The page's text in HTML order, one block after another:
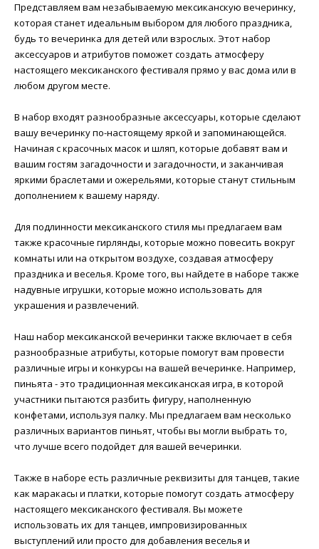
Представляем вам незабываемую мексиканскую вечеринку,
которая станет идеальным выбором для любого праздника,
будь то вечеринка для детей или взрослых. Этот набор
аксессуаров и атрибутов поможет создать атмосферу
настоящего мексиканского фестиваля прямо у вас дома или в
любом другом месте.
В набор входят разнообразные аксессуары, которые сделают
вашу вечеринку по-настоящему яркой и запоминающейся.
Начиная с красочных масок и шляп, которые добавят вам и
вашим гостям загадочности и загадочности, и заканчивая
яркими браслетами и ожерельями, которые станут стильным
дополнением к вашему наряду.
Для подлинности мексиканского стиля мы предлагаем вам
также красочные гирлянды, которые можно повесить вокруг
комнаты или на открытом воздухе, создавая атмосферу
праздника и веселья. Кроме того, вы найдете в наборе также
надувные игрушки, которые можно использовать для
украшения и развлечений.
Наш набор мексиканской вечеринки также включает в себя
разнообразные атрибуты, которые помогут вам провести
различные игры и конкурсы на вашей вечеринке. Например,
пиньята - это традиционная мексиканская игра, в которой
участники пытаются разбить фигуру, наполненную
конфетами, используя палку. Мы предлагаем вам несколько
различных вариантов пиньят, чтобы вы могли выбрать то,
что лучше всего подойдет для вашей вечеринки.
Также в наборе есть различные реквизиты для танцев, такие
как маракасы и платки, которые помогут создать атмосферу
настоящего мексиканского фестиваля. Вы можете
использовать их для танцев, импровизированных
выступлений или просто для добавления веселья и